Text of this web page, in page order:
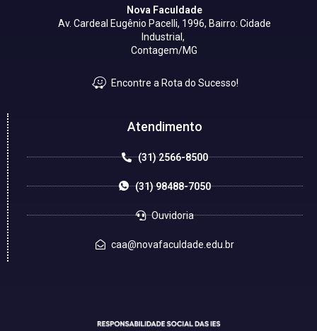
Nova Faculdade
Av. Cardeal Eugênio Pacelli, 1996, Bairro: Cidade
Industrial,
Contagem/MG
Encontre a Rota do Sucesso!
Atendimento
(31) 2566-8500
(31) 98488-7050
Ouvidoria
caa@novafaculdade.edu.br